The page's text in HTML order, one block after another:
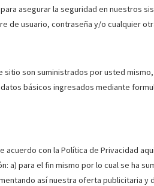
asegurar la seguridad en nuestros
de usuario, contraseña y/o cualquier
son suministrados por usted
básicos ingresados mediante
con la Política de Privacidad
a) para el fin mismo por lo cual se ha
así nuestra oferta publicitaria y